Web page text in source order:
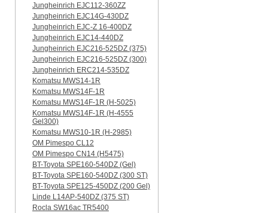
Jungheinrich EJC112-360ZZ
Jungheinrich EJC14G-430DZ
Jungheinrich EJC-Z 16-400DZ
Jungheinrich EJC14-440DZ
Jungheinrich EJC216-525DZ (375)
Jungheinrich EJC216-525DZ (300)
Jungheinrich ERC214-535DZ
Komatsu MWS14-1R
Komatsu MWS14F-1R
Komatsu MWS14F-1R (H-5025)
Komatsu MWS14F-1R (H-4555
Gel300)
Komatsu MWS10-1R (Н-2985)
OM Pimespo CL12
OM Pimespo CN14 (Н5475)
BT-Toyota SPE160-540DZ (Gel)
BT-Toyota SPE160-540DZ (300 ST)
BT-Toyota SPE125-450DZ (200 Gel)
Linde L14AP-540DZ (375 ST)
Rocla SW16ac TR5400